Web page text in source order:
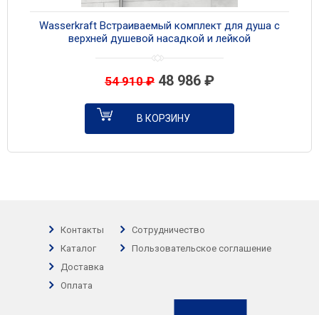
Wasserkraft Встраиваемый комплект для душа с
верхней душевой насадкой и лейкой
54 910₽ 48 986 ₽
В КОРЗИНУ
Контакты
Каталог
Доставка
Оплата
Сотрудничество
Пользовательское соглашение